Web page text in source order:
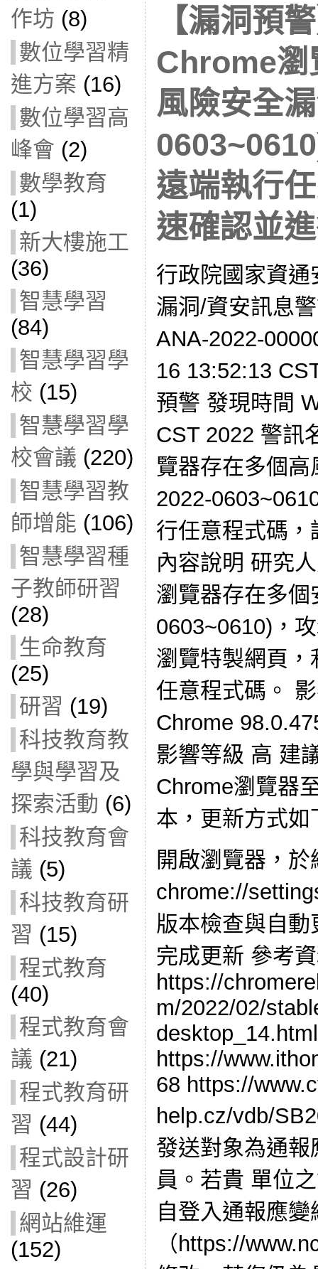
作坊 (8)
數位學習精
進方案 (16)
數位學習高
峰會 (2)
數學教育
(1)
新大樓施工
(36)
智慧學習
(84)
智慧學習學
校 (15)
智慧學習學
校會議 (220)
智慧學習教
師增能 (106)
智慧學習種
子教師研習
(28)
生命教育
(25)
研習 (19)
科技教育教
學與學習及
探索活動 (6)
科技教育會
議 (5)
科技教育研
習 (15)
程式教育
(40)
程式教育會
議 (21)
程式教育研
習 (44)
程式設計研
習 (26)
網站維運
(152)
【漏洞預
Chrome瀏
風險安全
遠端執行
速確認並
行政院國家資
漏洞/資安訊息
ANA-2022-
16 13:52:13
預警 發現時間
CST 2022 警訊
覽器存在多個
2022-
行任意程式碼
內容說明 研究
瀏覽器存在多
0603~0610)，
瀏覽特製網頁
任意程式碼。
Chrome
影響等級 高 建
Chrome瀏覽器
本，更新方式如
開啟瀏覽器，
chrome://
版本檢查與自
完成更新 參考
https://
m/2022/02/
desktop_14.html
https://
68 https://
help.cz/vdb/
發送對象為通
員。若貴 單位
自登入通報應變
（https://